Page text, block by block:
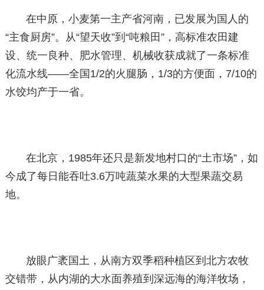
在中原，小麦第一主产省河南，已发展为国人的
“主食厨房”。从“望天收”到“吨粮田”，高标准农田建
设、统一良种、肥水管理、机械收获成就了一条标准
化流水线——全国1/2的火腿肠，1/3的方便面，7/10的
水饺均产于一省。
在北京，1985年还只是新发地村口的“土市场”，如
今成了每日能吞吐3.6万吨蔬菜水果的大型果蔬交易
地。
放眼广袤国土，从南方双季稻种植区到北方农牧
交错带，从内湖的大水面养殖到深远海的海洋牧场，